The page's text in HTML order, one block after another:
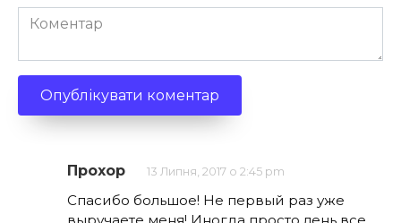
Коментар
Прохор 13 Липня, 2017 о 2:45 pm
Спасибо большое! Не первый раз уже